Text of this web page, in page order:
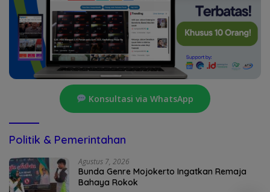
Konsultasi via WhatsApp
Politik & Pemerintahan
Agustus 7, 2026
Bunda Genre Mojokerto Ingatkan Remaja
Bahaya Rokok